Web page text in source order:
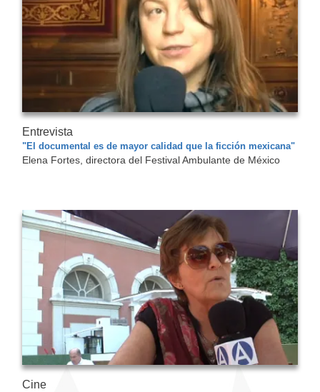
Entrevista
"El documental es de mayor calidad que la ficción mexicana"
Elena Fortes, directora del Festival Ambulante de México
Cine